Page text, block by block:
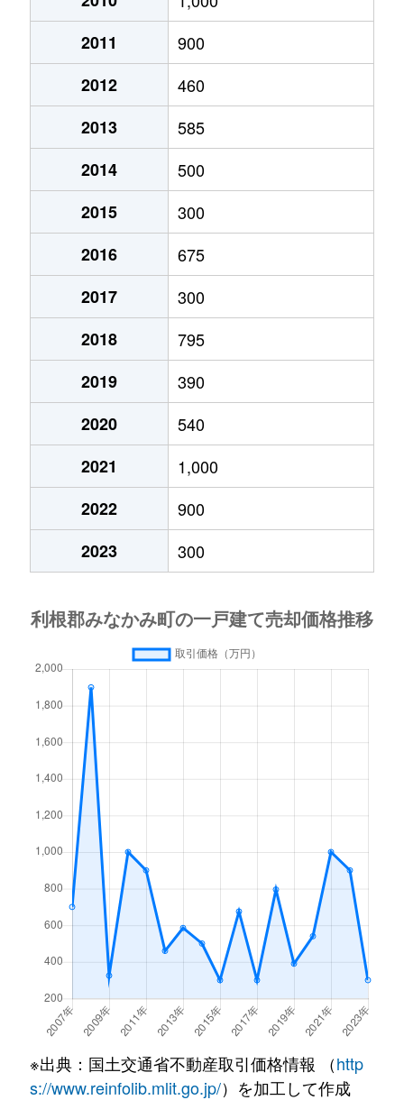
2011
900
2012
460
2013
585
2014
500
2015
300
2016
675
2017
300
2018
795
2019
390
2020
540
2021
1,000
2022
900
2023
300
※出典：国土交通省不動産取引価格情報 （http
s://www.reinfolib.mlit.go.jp/）を加工して作成